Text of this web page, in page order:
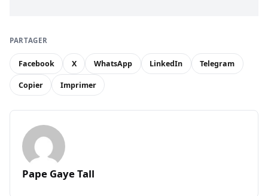
PARTAGER
Facebook X WhatsApp LinkedIn Telegram
Copier Imprimer
Pape Gaye Tall